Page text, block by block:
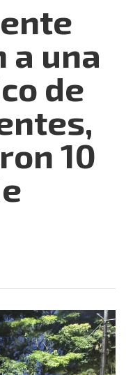
a una
de
10